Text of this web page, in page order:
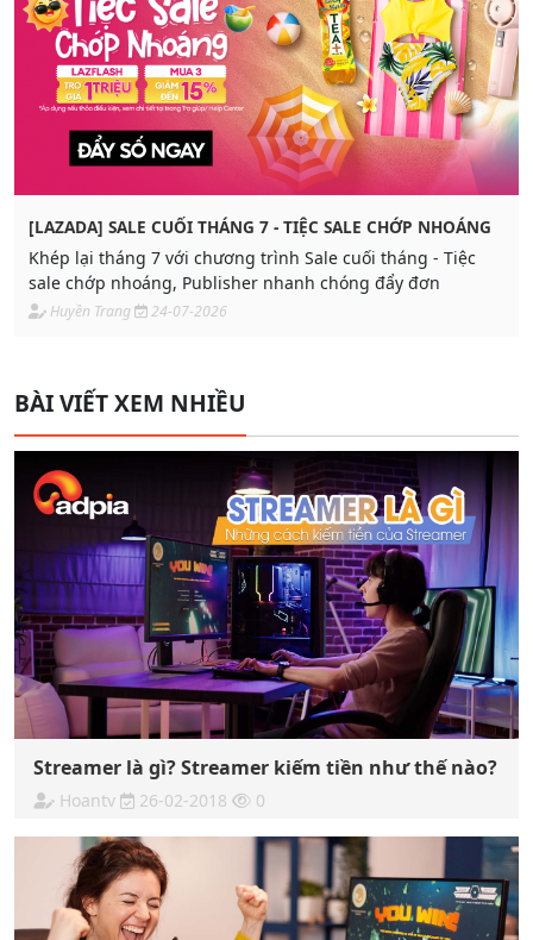
[LAZADA] SALE CUỐI THÁNG 7 - TIỆC SALE CHỚP NHOÁNG
Khép lại tháng 7 với chương trình Sale cuối tháng - Tiệc
sale chớp nhoáng, Publisher nhanh chóng đẩy đơn
Huyền Trang 24-07-2026
BÀI VIẾT XEM NHIỀU
Streamer là gì? Streamer kiếm tiền như thế nào?
Hoantv 26-02-2018 0